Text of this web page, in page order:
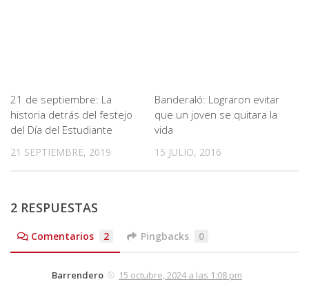
21 de septiembre: La
historia detrás del festejo
del Día del Estudiante
21 SEPTIEMBRE, 2019
Banderaló: Lograron evitar
que un joven se quitara la
vida
15 JULIO, 2016
2 RESPUESTAS
Comentarios 2 Pingbacks 0
Barrendero
15 octubre, 2024 a las 1:08 pm